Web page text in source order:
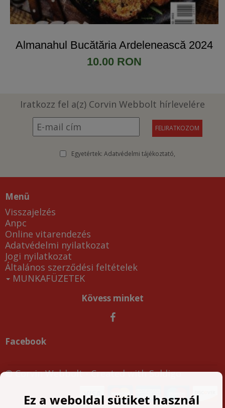
Almanahul Bucătăria Ardelenească 2024
10.00 RON
Iratkozz fel a(z) Corvin Webbolt hírlevelére
Egyetértek: Adatvédelmi tájékoztató
Menü
Visszajelzés
Anpc
Online vitarendezés
Adatvédelmi nyilatkozat
Jogi nyilatkozat
Általános szerződési feltételek
MUNKAFÜZETEK
Kövess minket
Facebook
© Corvin Webbolt- Created withSoldigo
Ez a weboldal sütiket használ